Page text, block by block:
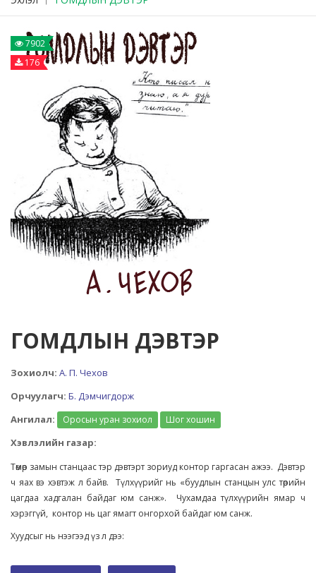
7902
176
ГОМДЛЫН ДЭВТЭР
Зохиолч: А. П. Чехов
Орчуулагч: Б. Дэмчигдорж
Ангилал:
Оросын уран зохиол Шог хошин
Хэвлэлийн газар:
Төмөр замын станцаас тэр дэвтэрт зориуд контор гаргасан ажээ. Дэвтэр
ч яах вэ хэвтэж л байв. Түлхүүрийг нь «буудлын станцын улс төрийн
цагдаа хадгалан байдаг юм санж». Чухамдаа түлхүүрийн ямар ч
хэрэггүй, контор нь цаг ямагт онгорхой байдаг юм санж.
Хуудсыг нь нээгээд үз л дээ: